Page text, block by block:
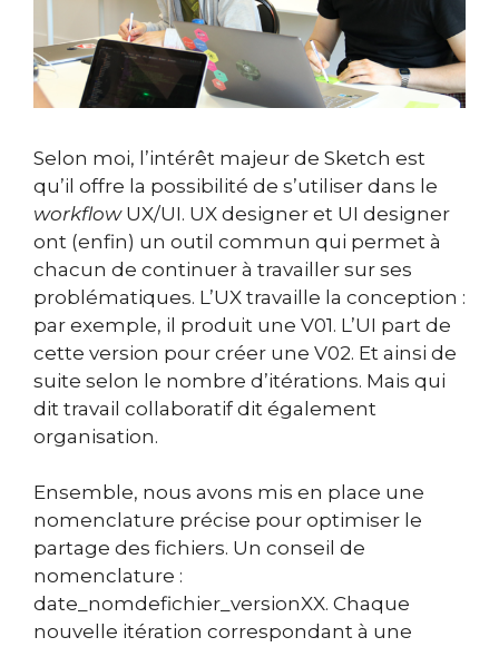
Selon moi, l’intérêt majeur de Sketch est
qu’il offre la possibilité de s’utiliser dans le
workflowUX/UI. UX designer et UI designer
ont (enfin) un outil commun qui permet à
chacun de continuer à travailler sur ses
problématiques. L’UX travaille la conception :
par exemple, il produit une V01. L’UI part de
cette version pour créer une V02. Et ainsi de
suite selon le nombre d’itérations. Mais qui
dit travail collaboratif dit également
organisation.
Ensemble, nous avons mis en place une
nomenclature précise pour optimiser le
partage des fichiers. Un conseil de
nomenclature :
date_nomdefichier_versionXX. Chaque
nouvelle itération correspondant à une